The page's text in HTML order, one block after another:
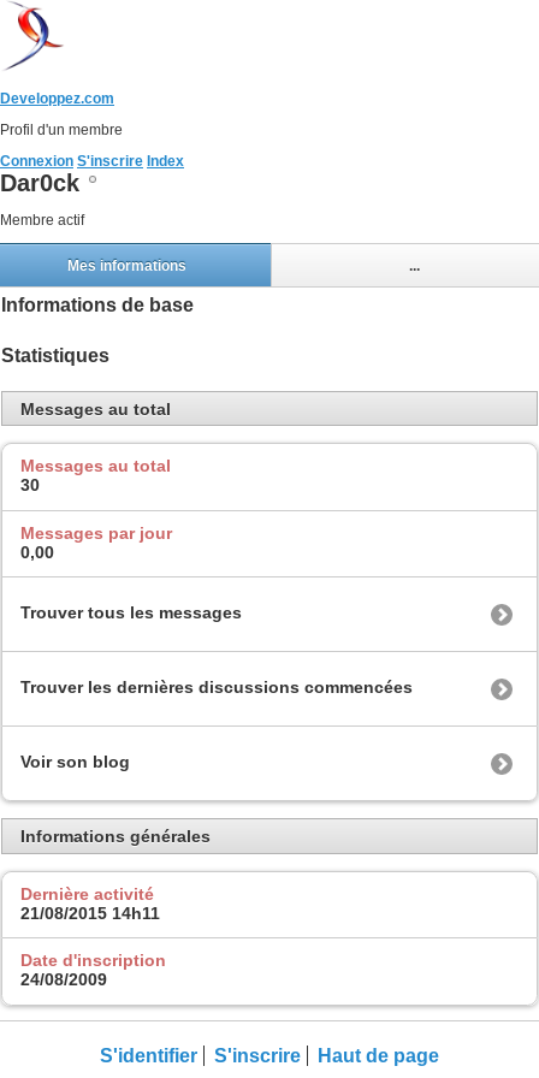
Developpez.com
Profil d'un membre
Connexion S'inscrire Index
Dar0ck
Membre actif
Mes informations ...
Informations de base
Statistiques
Messages au total
Messages au total
30
Messages par jour
0,00
Trouver tous les messages
Trouver les dernières discussions commencées
Voir son blog
Informations générales
Dernière activité
21/08/2015 14h11
Date d'inscription
24/08/2009
S'identifier S'inscrire Haut de page